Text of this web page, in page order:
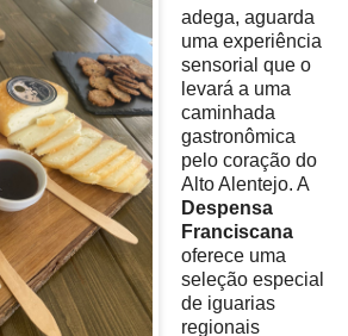
adega, aguarda
uma experiência
sensorial que o
levará a uma
caminhada
gastronômica
pelo coração do
Alto Alentejo. A
Despensa
Franciscana
oferece uma
seleção especial
de iguarias
regionais